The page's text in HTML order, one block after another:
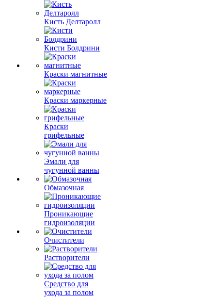
Кисть Делтаролл
Кисти Болдрини
Краски магнитные
Краски маркерные
Краски
грифельные
Эмали для
чугунной ванны
Обмазочная
Проникающие
гидроизоляции
Очистители
Растворители
Средство для
ухода за полом